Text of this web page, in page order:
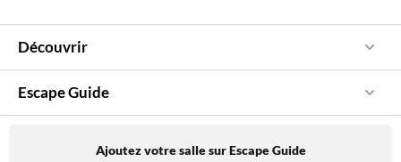
Découvrir
Escape Guide
Ajoutez votre salle sur Escape Guide